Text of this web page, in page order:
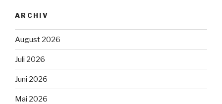
ARCHIV
August 2026
Juli 2026
Juni 2026
Mai 2026